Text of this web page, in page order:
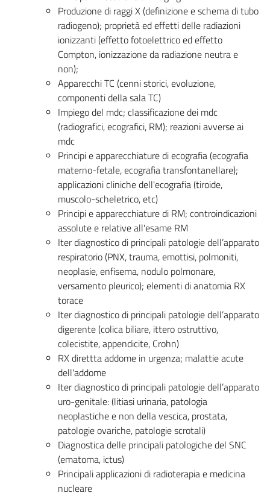
Produzione di raggi X (definizione e schema di tubo
radiogeno); proprietà ed effetti delle radiazioni
ionizzanti (effetto fotoelettrico ed effetto
Compton, ionizzazione da radiazione neutra e
non);
Apparecchi TC (cenni storici, evoluzione,
componenti della sala TC)
Impiego del mdc; classificazione dei mdc
(radiografici, ecografici, RM); reazioni avverse ai
mdc
Principi e apparecchiature di ecografia (ecografia
materno-fetale, ecografia transfontanellare);
applicazioni cliniche dell'ecografia (tiroide,
muscolo-scheletrico, etc)
Principi e apparecchiature di RM; controindicazioni
assolute e relative all'esame RM
Iter diagnostico di principali patologie dell’apparato
respiratorio (PNX, trauma, emottisi, polmoniti,
neoplasie, enfisema, nodulo polmonare,
versamento pleurico); elementi di anatomia RX
torace
Iter diagnostico di principali patologie dell’apparato
digerente (colica biliare, ittero ostruttivo,
colecistite, appendicite, Crohn)
RX direttta addome in urgenza; malattie acute
dell'addome
Iter diagnostico di principali patologie dell’apparato
uro-genitale: (litiasi urinaria, patologia
neoplastiche e non della vescica, prostata,
patologie ovariche, patologie scrotali)
Diagnostica delle principali patologiche del SNC
(ematoma, ictus)
Principali applicazioni di radioterapia e medicina
nucleare